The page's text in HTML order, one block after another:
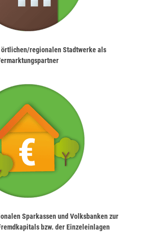
örtlichen/regionalen Stadtwerke als
Sparkassen und Volksbanken zur
bzw. der Einzeleinlagen